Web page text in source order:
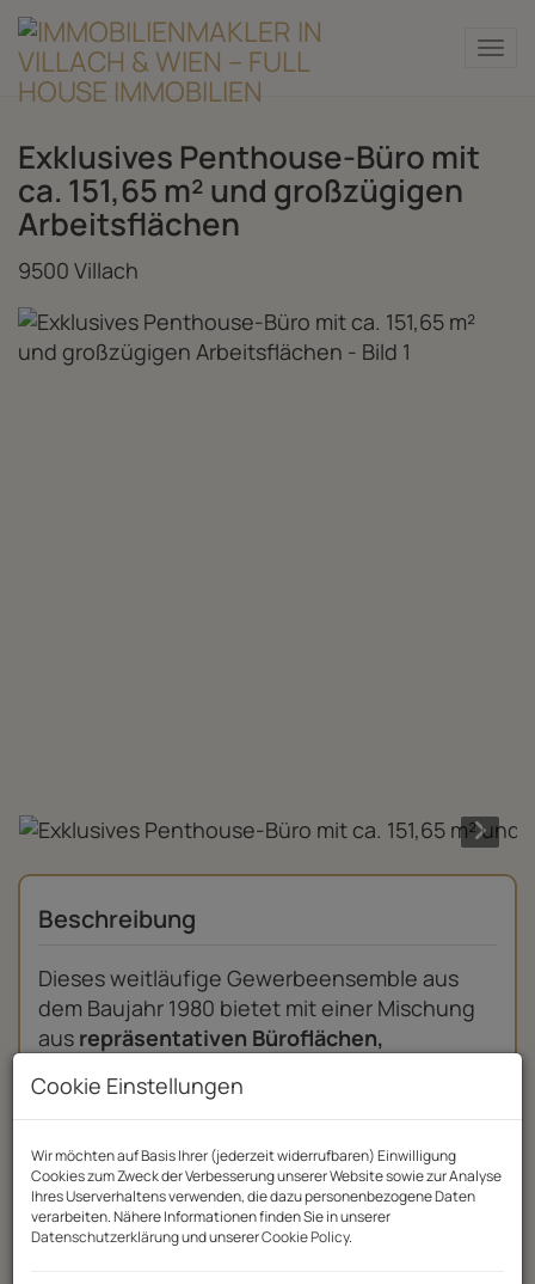
Exklusives Penthouse-Büro mit
ca. 151,65 m² und großzügigen
Arbeitsflächen
9500 Villach
Beschreibung
Dieses weitläufige Gewerbeensemble aus
dem Baujahr 1980 bietet mit einer Mischung
aus repräsentativen Büroflächen,
Showroomdie perfekte Infrastruktur für
Unternehmen jeder Größe.
Rund um das Gebäude stehen zahlreiche
Parkflächen zur Verfügung.Stellplätze
Cookie Einstellungen
Wir möchten auf Basis Ihrer (jederzeit widerrufbaren) Einwilligung
Cookies zum Zweck der Verbesserung unserer Website sowie zur Analyse
Ihres Userverhaltens verwenden, die dazu personenbezogene Daten
verarbeiten. Nähere Informationen finden Sie in unserer
Datenschutzerklärungund unsererCookie Policy.